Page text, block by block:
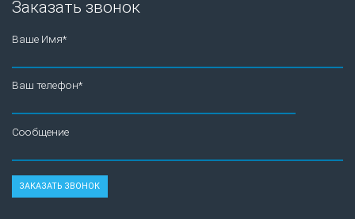
Заказать звонок
Ваше Имя*
Ваш телефон*
Сообщение